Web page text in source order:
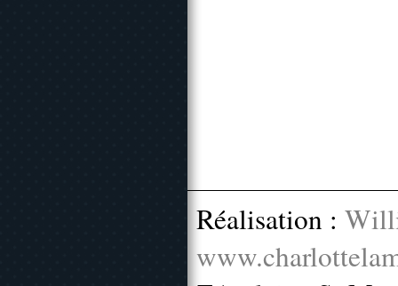
Réalisation :